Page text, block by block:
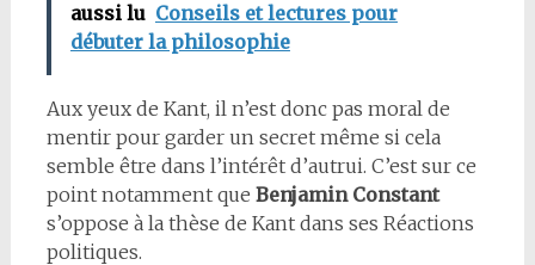
aussi lu Conseils et lectures pour
débuter la philosophie
Aux yeux de Kant, il n’est donc pas moral de
mentir pour garder un secret même si cela
semble être dans l’intérêt d’autrui. C’est sur ce
point notamment que Benjamin Constant
s’oppose à la thèse de Kant dans ses Réactions
politiques.